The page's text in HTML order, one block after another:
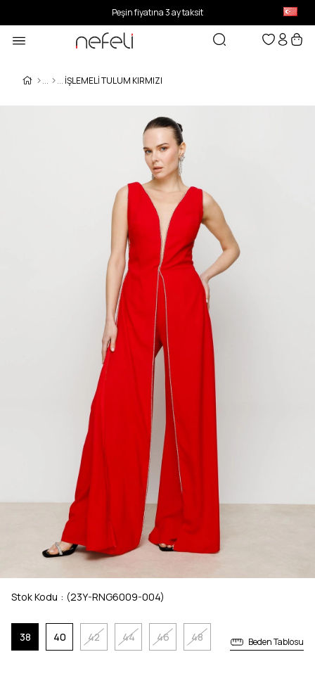
Peşin fiyatına 3 ay taksit
İŞLEMELI TULUM KIRMIZI
Stok Kodu (23Y-RNG6009-004)
38 40 42 44 46 48 Beden Tablosu